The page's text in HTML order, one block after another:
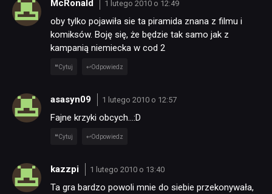
McRonald 1 lutego 2010 o 12:49
oby tylko pojawiła sie ta piramida znana z filmu i
komiksów. Boję się, że będzie tak samo jak z
kampanią niemiecka w cod 2
Cytuj Odpowiedz
asasyn09 1 lutego 2010 o 12:57
Fajne krzyki obcych…:D
Cytuj Odpowiedz
kazzpi 1 lutego 2010 o 13:40
Ta gra bardzo powoli mnie do siebie przekonywała,